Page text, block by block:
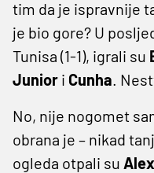
tim da je ispravnije
je bio gore? U
Tunisa (1-1), igrali su
Junior i Cunha.
No, nije nogomet
obrana je – nikad
ogleda otpali su